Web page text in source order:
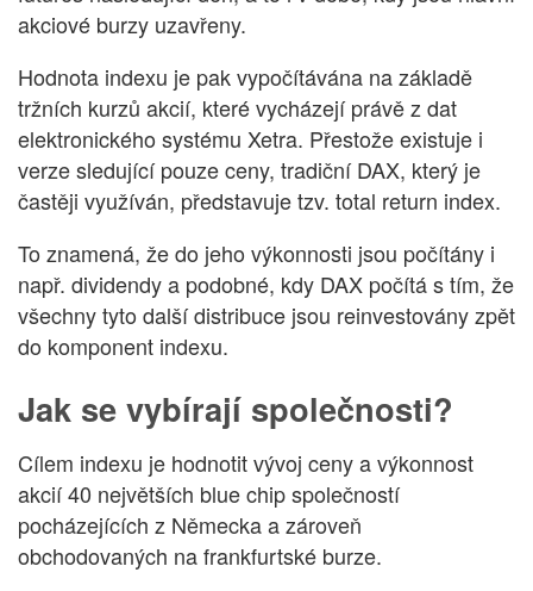
akciové burzy uzavřeny.
Hodnota indexu je pak vypočítávána na základě
tržních kurzů akcií, které vycházejí právě z dat
elektronického systému Xetra. Přestože existuje i
verze sledující pouze ceny, tradiční DAX, který je
častěji využíván, představuje tzv. total return index.
To znamená, že do jeho výkonnosti jsou počítány i
např. dividendy a podobné, kdy DAX počítá s tím, že
všechny tyto další distribuce jsou reinvestovány zpět
do komponent indexu.
Jak se vybírají společnosti?
Cílem indexu je hodnotit vývoj ceny a výkonnost
akcií 40 největších blue chip společností
pocházejících z Německa a zároveň
obchodovaných na frankfurtské burze.